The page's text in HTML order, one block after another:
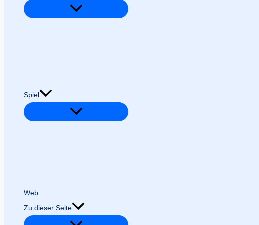
Spiel
Web
Zu dieser Seite